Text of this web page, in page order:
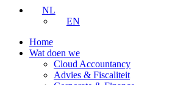
NL
EN
Home
Wat doen we
Cloud Accountancy
Advies & Fiscaliteit